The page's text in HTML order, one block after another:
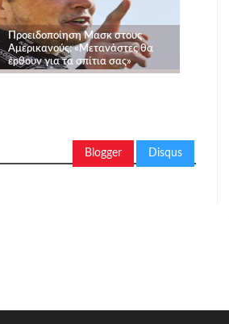
Προειδοποίηση Μασκ στους
Αμερικανούς: «Μετανάστες θα
έρθουν για τα σπίτια σας»
Blogger Disqus